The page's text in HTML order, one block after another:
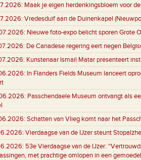
Maak je eigen herdenkingsbloem voor
Vredesduif aan de Duinenkapel
Nieuwe foto-expo belicht sporen Grote
De Canadese regering eert negen
Kunstenaar Ismail Matar presenteert
In Flanders Fields Museum lanceert
Passchendaele Museum ontvangt als
Schatten van Vlieg komt naar het
Vierdaagse van de IJzer steunt
53e Vierdaagse van de IJzer:
met prachtige omlopen in een